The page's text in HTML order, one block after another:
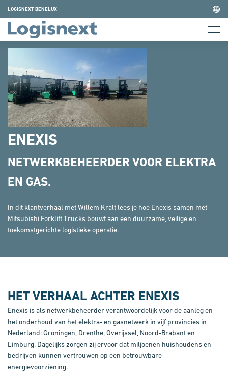
to
content
LOGISNEXT BENELUX
Menu
ENEXIS
NETWERKBEHEERDER VOOR ELEKTRA
EN GAS.
In dit klantverhaal met Willem Kralt lees je hoe Enexis samen met
Mitsubishi Forklift Trucks bouwt aan een duurzame, veilige en
toekomstgerichte logistieke operatie.
HETVERHAAL ACHTER ENEXIS
Enexis is als netwerkbeheerder verantwoordelijk voor de aanleg en
het onderhoud van het elektra- en gasnetwerk in vijf provincies in
Nederland: Groningen, Drenthe, Overijssel, Noord-Brabant en
Limburg. Dagelijks zorgen zij ervoor dat miljoenen huishoudens en
bedrijven kunnen vertrouwen op een betrouwbare
energievoorziening.